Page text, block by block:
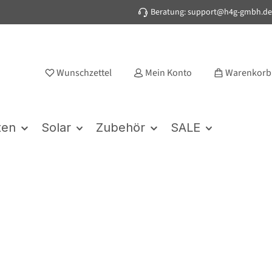
Beratung: support@h4g-gmbh.de
Wunschzettel Mein Konto Warenkorb
Solar Zubehör SALE